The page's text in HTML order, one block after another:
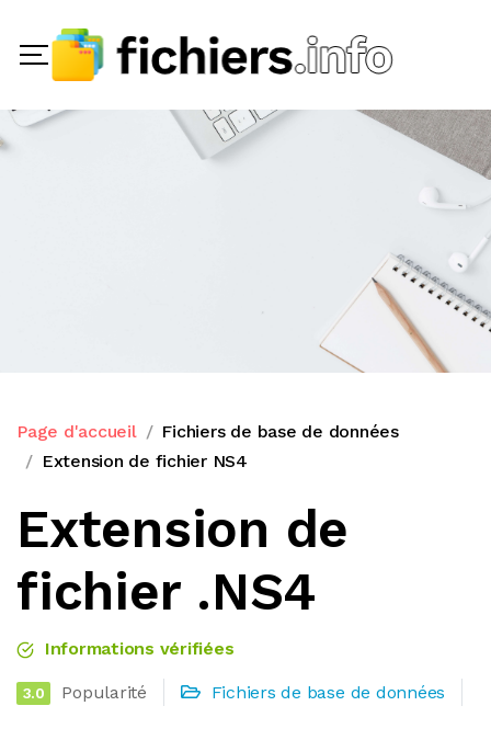
Page d'accueil
Fichiers de base de données
Extension de fichier NS4
Extension de
fichier .NS4
Informations vérifiées
3.0 Popularité Fichiers de base de données